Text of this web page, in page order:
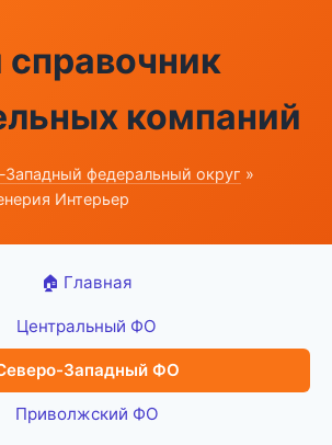
компаний
Западный федеральный округ »
Интерьер
🏠 Главная
Центральный ФО
Западный ФО
Приволжский ФО